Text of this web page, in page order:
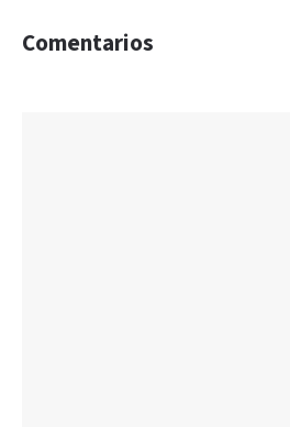
Comentarios